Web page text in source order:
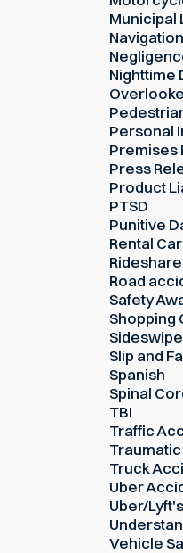
Municipal
Nighttime
Personal
Premises
Press
Product
PTSD
Punitive
Rental
Road
Safety
Shopping
Slip and
Spanish
Spinal
TBI
Traffic
Truck
Uber
Uber/
Vehicle